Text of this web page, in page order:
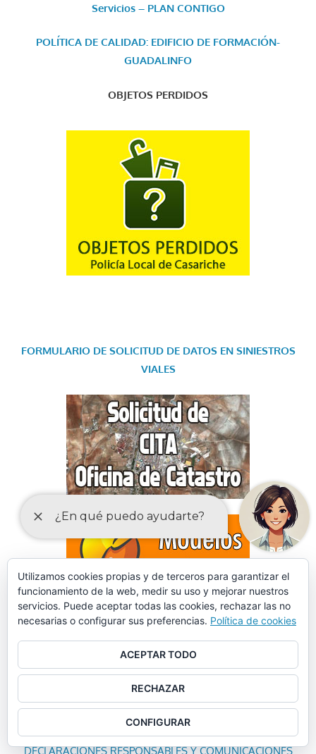
Servicios – PLAN CONTIGO
POLÍTICA DE CALIDAD: EDIFICIO DE FORMACIÓN-
GUADALINFO
OBJETOS PERDIDOS
FORMULARIO DE SOLICITUD DE DATOS EN SINIESTROS
VIALES
DECLARACIONES RESPONSABLES Y COMUNICACIONES
Utilizamos cookies propias y de terceros para garantizar el
funcionamiento de la web, medir su uso y mejorar nuestros
servicios. Puede aceptar todas las cookies, rechazar las no
necesarias o configurar sus preferencias. Política de cookies
ACEPTAR TODO
RECHAZAR
CONFIGURAR